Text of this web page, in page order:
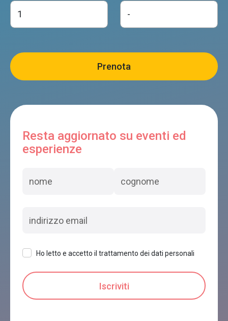
Resta aggiornato su eventi ed
esperienze
Ho letto e accetto il trattamento dei dati personali